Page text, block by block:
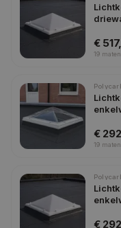
€
19 maten
€
19 maten
€